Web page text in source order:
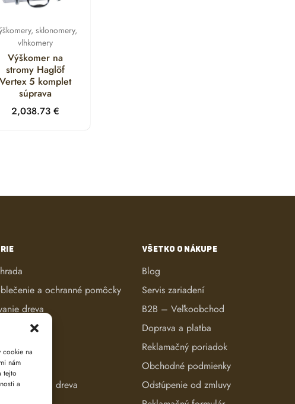
cookie na
nám
tejto
a
sklonomery,
vlhkomery
Výškomer na
stromy Haglöf
Vertex 5 komplet
súprava
2,038.73 €
a ochranné pomôcky
dreva
kosačky
dreva
a evidencia dreva
VŠETKO O NÁKUPE
Blog
Servis zariadení
B2B – Veľkoobchod
Doprava a platba
Reklamačný poriadok
Obchodné podmienky
Odstúpenie od zmluvy